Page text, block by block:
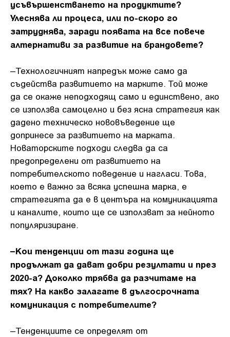
усъвършенстването на продуктите?
Улеснява ли процеса, или по-скоро го
затруднява, заради появата на все повече
алтернативи за развитие на брандовете?
–Технологичният напредък може само да
съдейства развитието на марките. Toй може
да се окаже неподходящ само и единствено, ако
се използва самоцелно и без ясна стратегия как
дадено техническо нововъведение ще
допринесе за развитието на марката.
Новаторските подходи следва да са
предопределени от развитието на
потребителското поведение и нагласи. Това,
което е важно за всяка успешна марка, е
стратегията да е в центъра на комуникацията
и каналите, които ще се използват за нейното
популяризиране.
–Кои тенденции от тази година ще
продължат да дават добри резултати и през
2020-а? Доколко трябва да разчитаме на
тях? На какво залагате в дългосрочната
комуникация с потребителите?
–Тенденциите се определят от